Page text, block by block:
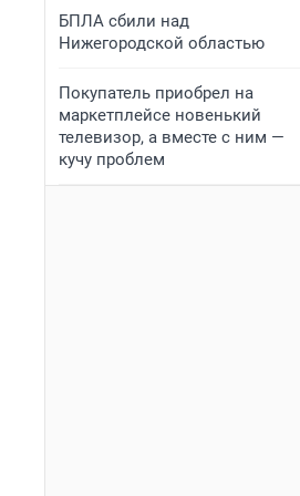
БПЛА сбили над
Нижегородской областью
Покупатель приобрел на
маркетплейсе новенький
телевизор, а вместе с ним —
кучу проблем